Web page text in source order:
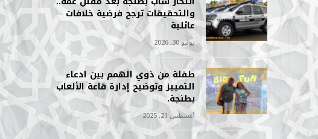
والتحقيقات ترجح فرضية خلافات
عائلية
يوليو 30, 2026
طفلة من ذوي الهمم بين ادعاء
التمييز وتوضيح إدارة قاعة الألعاب
بطنجة.
أغسطس 21, 2025